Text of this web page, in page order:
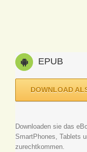
EPUB
DOWNLOAD
Downloaden sie das
SmartPhones, Tablets
zurechtkommen.